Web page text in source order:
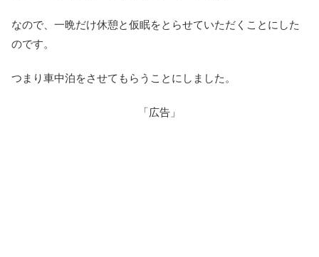
なので、一晩だけ休憩と仮眠をとらせていただくことにした
のです。
つまり車中泊をさせてもらうことにしました。
「広告」